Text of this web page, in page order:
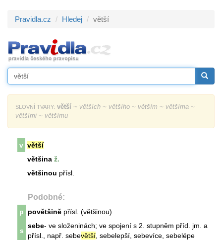
Pravidla.cz Hledej větší
SLOVNÍ TVARY: větší ~ větších ~ většího ~ větším ~ většíma ~
většími ~ většímu
v větší
většina ž.
většinou přísl.
Podobné:
p povětšině přísl. (většinou)
s
sebe- ve složeninách; ve spojení s 2. stupněm příd. jm. a
přísl., např. sebevětší , sebelepší, sebevíce, sebelépe